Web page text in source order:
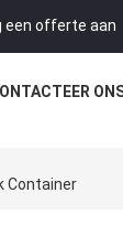
een offerte aan
Container